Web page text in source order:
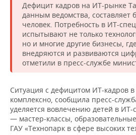
Дефицит кадров на ИТ-рынке
данным ведомства, составляет
человек. Потребность в ИТ-
испытывают не только
но и многие другие бизнесы,
внедряются и развиваются
отметили в пресс-службе
Ситуация с дефицитом ИТ-кадров
комплексно, сообщила пресс-
уделяется вовлечению детей в ИТ-
— мастер-классы,
ГАУ «Технопарк в сфере высоких